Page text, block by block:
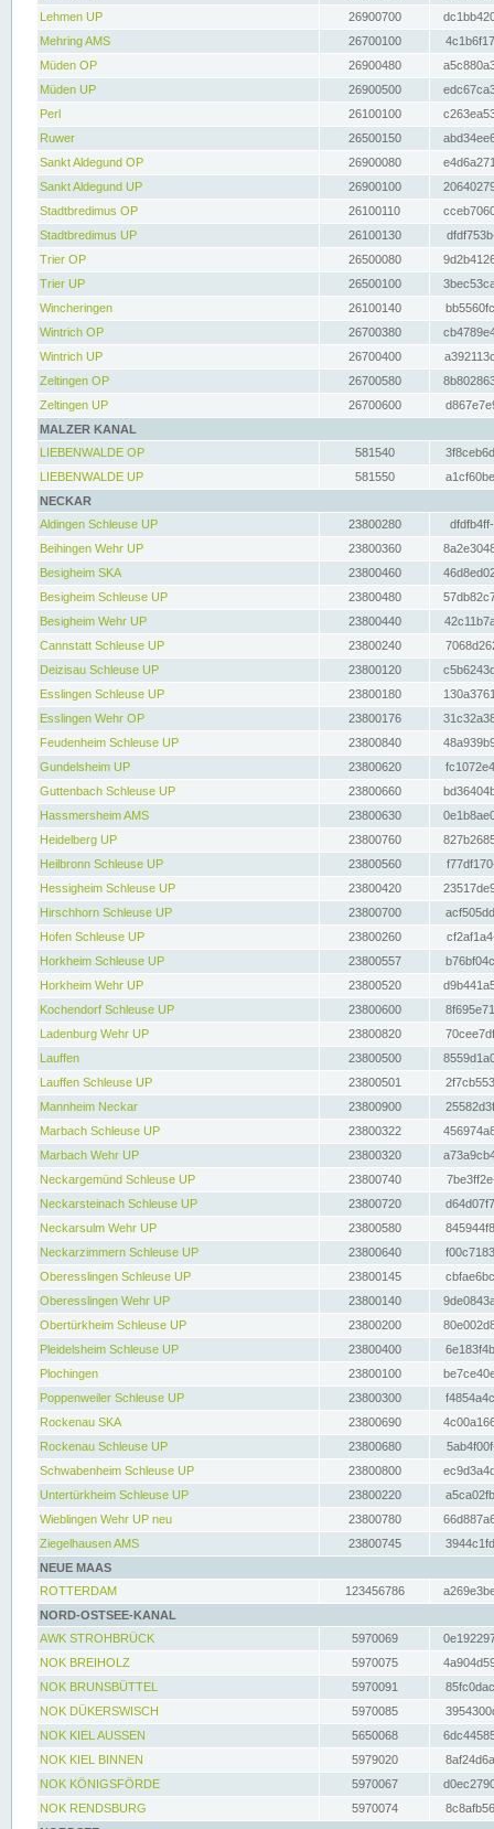
Lehmen UP
26900700
Mehring AMS
26700100
Müden OP
26900480
Müden UP
26900500
Perl
26100100
Ruwer
26500150
Sankt Aldegund OP
26900080
Sankt Aldegund UP
26900100
Stadtbredimus OP
26100110
Stadtbredimus UP
26100130
Trier OP
26500080
Trier UP
26500100
Wincheringen
26100140
Wintrich OP
26700380
Wintrich UP
26700400
Zeltingen OP
26700580
Zeltingen UP
26700600
MALZER KANAL
LIEBENWALDE OP
581540
LIEBENWALDE UP
581550
NECKAR
Aldingen Schleuse UP
23800280
Beihingen Wehr UP
23800360
Besigheim SKA
23800460
Besigheim Schleuse UP
23800480
Besigheim Wehr UP
23800440
Cannstatt Schleuse UP
23800240
Deizisau Schleuse UP
23800120
Esslingen Schleuse UP
23800180
Esslingen Wehr OP
23800176
Feudenheim Schleuse UP
23800840
Gundelsheim UP
23800620
Guttenbach Schleuse UP
23800660
Hassmersheim AMS
23800630
Heidelberg UP
23800760
Heilbronn Schleuse UP
23800560
Hessigheim Schleuse UP
23800420
Hirschhorn Schleuse UP
23800700
Hofen Schleuse UP
23800260
Horkheim Schleuse UP
23800557
Horkheim Wehr UP
23800520
Kochendorf Schleuse UP
23800600
Ladenburg Wehr UP
23800820
Lauffen
23800500
Lauffen Schleuse UP
23800501
Mannheim Neckar
23800900
Marbach Schleuse UP
23800322
Marbach Wehr UP
23800320
Neckargemünd Schleuse UP
23800740
Neckarsteinach Schleuse UP
23800720
Neckarsulm Wehr UP
23800580
Neckarzimmern Schleuse UP
23800640
Oberesslingen Schleuse UP
23800145
Oberesslingen Wehr UP
23800140
Obertürkheim Schleuse UP
23800200
Pleidelsheim Schleuse UP
23800400
Plochingen
23800100
Poppenweiler Schleuse UP
23800300
Rockenau SKA
23800690
Rockenau Schleuse UP
23800680
Schwabenheim Schleuse UP
23800800
Untertürkheim Schleuse UP
23800220
Wieblingen Wehr UP neu
23800780
Ziegelhausen AMS
23800745
NEUE MAAS
ROTTERDAM
123456786
NORD-OSTSEE-KANAL
AWK STROHBRÜCK
5970069
NOK BREIHOLZ
5970075
NOK BRUNSBÜTTEL
5970091
NOK DÜKERSWISCH
5970085
NOK KIEL AUSSEN
5650068
NOK KIEL BINNEN
5979020
NOK KÖNIGSFÖRDE
5970067
NOK RENDSBURG
5970074